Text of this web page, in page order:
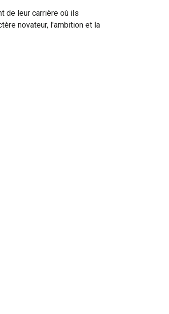
de leur carrière où ils
novateur, l'ambition et la